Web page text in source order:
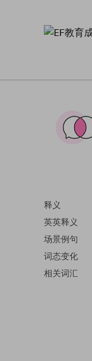
释义
英英释义
场景例句
词态变化
相关词汇